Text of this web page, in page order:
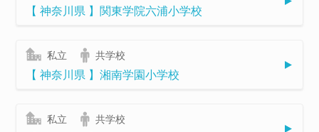
【 神奈川県 】関東学院六浦小学校
私立 共学校
【 神奈川県 】湘南学園小学校
私立 共学校